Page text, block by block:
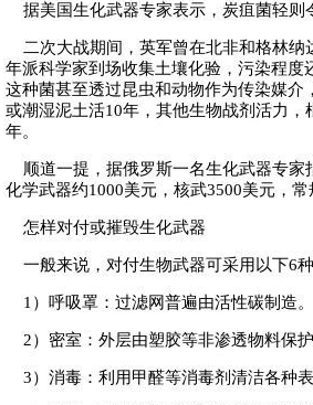
据美国生化武器专家表示，炭疽菌轻则
二次大战期间，英军曾在北非和格林纳
年派科学家到场收集土壤化验，污染程
这种菌甚至透过昆虫和动物作为传染媒
或潮湿泥土活10年，其他生物战剂活力
年。
顺道一提，据俄罗斯一名生化武器专家
化学武器约1000美元，核武3500美元，
怎样对付或摧毁生化武器
一般来说，对付生物武器可采用以下6
1）呼吸罩：过滤网普遍由活性碳制造。
2）密室：外层由塑胶等非渗透物料保
3）消毒：利用甲醛等消毒剂清洁各种